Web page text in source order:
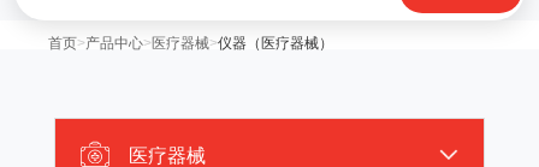
首页>产品中心>医疗器械>仪器（医疗器械）
医疗器械